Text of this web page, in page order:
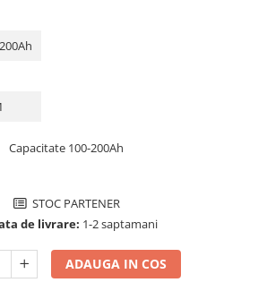
energie
de
profesionale
Capacitate 100-200Ah
STOC PARTENER
de livrare: 1-2 saptamani
ADAUGA IN COS